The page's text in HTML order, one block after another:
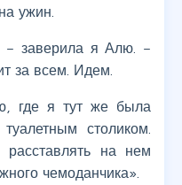
ужин.
– заверила я Алю. –
за всем. Идем.
где я тут же была
столиком.
расставлять на нем
чемоданчика».